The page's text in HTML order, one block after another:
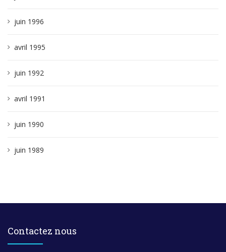
juin 1996
avril 1995
juin 1992
avril 1991
juin 1990
juin 1989
Contactez nous